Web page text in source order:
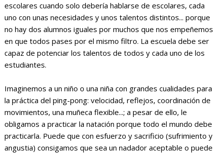
escolares cuando solo debería hablarse de escolares, cada
uno con unas necesidades y unos talentos distintos... porque
no hay dos alumnos iguales por muchos que nos empeñemos
en que todos pases por el mismo filtro. La escuela debe ser
capaz de potenciar los talentos de todos y cada uno de los
estudiantes.
Imaginemos a un niño o una niña con grandes cualidades para
la práctica del ping-pong: velocidad, reflejos, coordinación de
movimientos, una muñeca flexible...; a pesar de ello, le
obligamos a practicar la natación porque todo el mundo debe
practicarla. Puede que con esfuerzo y sacrificio (sufrimiento y
angustia) consigamos que sea un nadador aceptable o puede